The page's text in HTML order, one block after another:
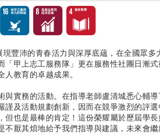
豐沛的青春活力與深厚底蘊，在全國眾
甲上志工服務隊」更在服務性社團日漸
教育的卓越成果。
實務的活動。在指導老師盧清城悉心輔
及活動規劃創新，因而在競爭激烈的評
也是最棒的肯定！這份榮耀屬於歷屆學
厭其煩地給予我們指導與建議，未來會繼